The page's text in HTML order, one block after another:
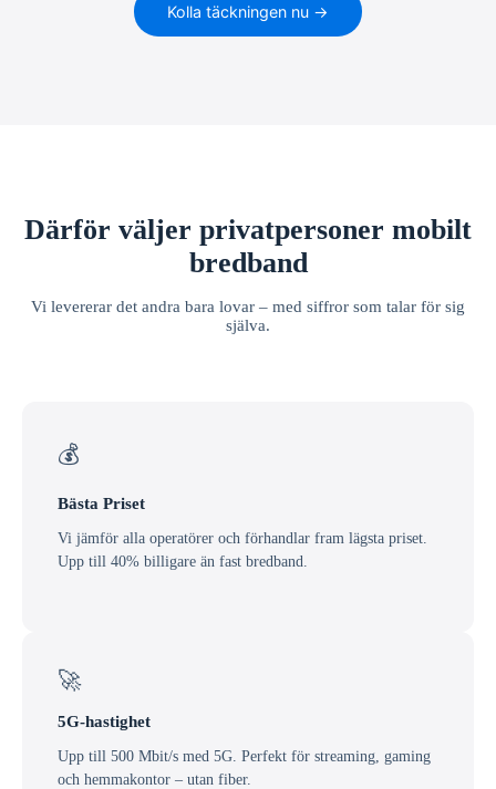
Kolla täckningen nu →
Därför väljer privatpersoner mobilt
bredband
Vi levererar det andra bara lovar – med siffror som talar för sig
själva.
💰
Bästa Priset
Vi jämför alla operatörer och förhandlar fram lägsta priset.
Upp till 40% billigare än fast bredband.
🚀
5G-hastighet
Upp till 500 Mbit/s med 5G. Perfekt för streaming, gaming
och hemmakontor – utan fiber.